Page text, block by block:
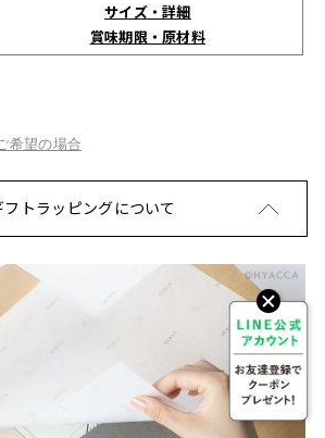
サイズ・詳細
賞味期限・原材料
希望の場合
フトラッピングについて